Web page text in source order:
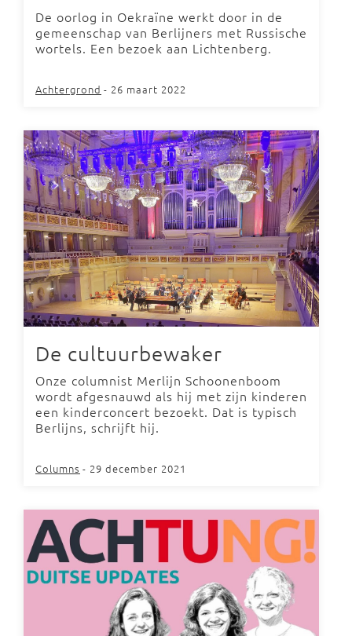
De oorlog in Oekraïne werkt door in de
gemeenschap van Berlijners met Russische
wortels. Een bezoek aan Lichtenberg.
Achtergrond - 26 maart 2022
De cultuurbewaker
Onze columnist Merlijn Schoonenboom
wordt afgesnauwd als hij met zijn kinderen
een kinderconcert bezoekt. Dat is typisch
Berlijns, schrijft hij.
Columns - 29 december 2021